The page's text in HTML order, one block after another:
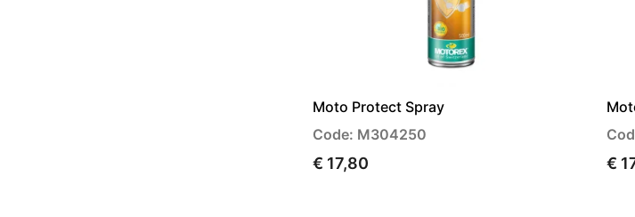
Moto Protect Spray
Code: M304250
€ 17,80 €